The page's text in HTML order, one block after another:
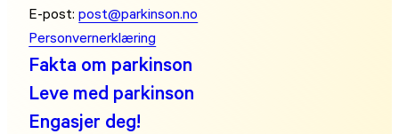
E-post:post@parkinson.no
Personvernerklæring
Fakta om parkinson
Leve med parkinson
Engasjer deg!